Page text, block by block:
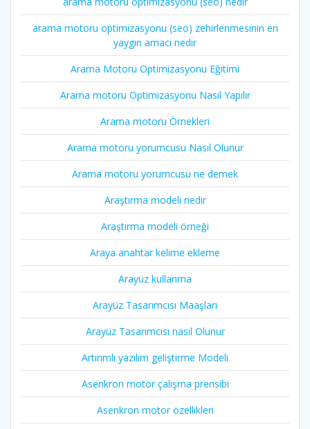
arama motoru optimizasyonu (seo) zehirlenmesinin en
yaygın amacı nedir
Arama Motoru Optimizasyonu Eğitimi
Arama motoru Optimizasyonu Nasıl Yapılır
Arama motoru Örnekleri
Arama motoru yorumcusu Nasıl Olunur
Arama motoru yorumcusu ne demek
Araştırma modeli nedir
Araştırma modeli örneği
Araya anahtar kelime ekleme
Arayüz kullanma
Arayüz Tasarımcısı Maaşları
Arayüz Tasarımcısı nasıl Olunur
Artırımlı yazılım geliştirme Modeli
Asenkron motor çalışma prensibi
Asenkron motor özellikleri